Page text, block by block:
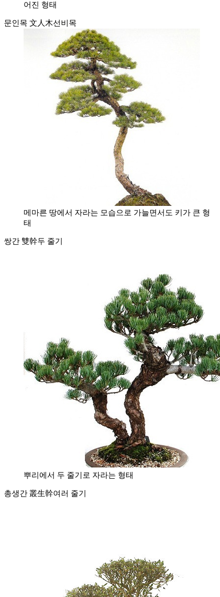
어진 형태
문인목 文人木선비목
메마른 땅에서 자라는 모습으로 가늘면서도 키가 큰 형
태
쌍간 雙幹두 줄기
뿌리에서 두 줄기로 자라는 형태
총생간 叢生幹여러 줄기